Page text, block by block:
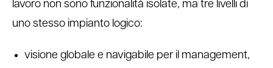
lavoro non sono funzionalità isolate, ma tre livelli di
uno stesso impianto logico:
visione globale e navigabile per il management,